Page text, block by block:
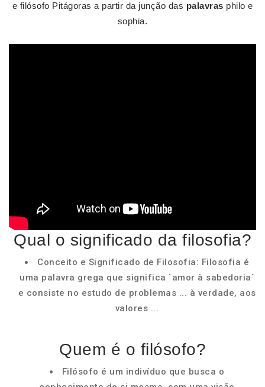
e filósofo Pitágoras a partir da junção das palavras philo e
sophia.
Qual o significado da filosofia?
Conceito e Significado de Filosofia: Filosofia é
uma palavra grega que significa `amor à sabedoria`
e consiste no estudo de problemas ... à verdade, aos
valores ...
Quem é o filósofo?
Filósofo é um indivíduo que busca o